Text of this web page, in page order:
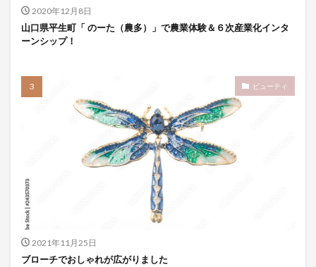
2020年12月8日
山口県平生町「 のーた（農多）」で農業体験＆６次産業化インタ
ーンシップ！
ビューティ
2021年11月25日
ブローチでおしゃれが広がりました